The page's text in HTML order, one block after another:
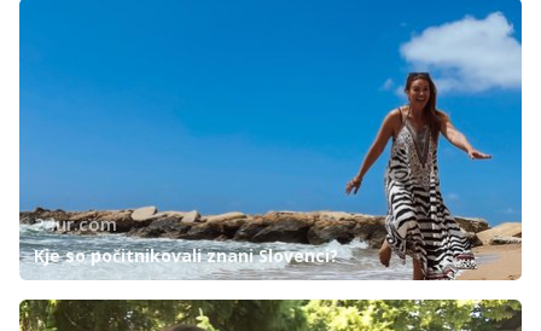
24ur.com
Kje so počitnikovali znani Slovenci?